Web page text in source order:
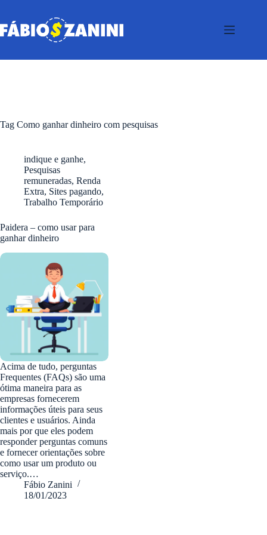
o
conteúdo
Tag Como ganhar dinheiro com pesquisas
indique e ganhe,
Pesquisas
remuneradas, Renda
Extra, Sites pagando,
Trabalho Temporário
Paidera – como usar para
ganhar dinheiro
Acima de tudo, perguntas
Frequentes (FAQs) são uma
ótima maneira para as
empresas fornecerem
informações úteis para seus
clientes e usuários. Ainda
mais por que eles podem
responder perguntas comuns
e fornecer orientações sobre
como usar um produto ou
serviço.…
Fábio Zanini
18/01/2023